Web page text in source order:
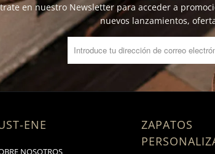
en nuestro Newsletter para acceder a
nuevos lanzamientos,
ENE
NOSOTROS
ZAPATOS